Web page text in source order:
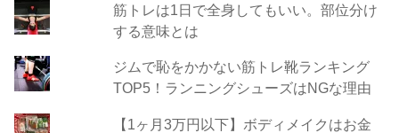
筋トレは1日で全身してもいい。部位分け
する意味とは
ジムで恥をかかない筋トレ靴ランキング
TOP5！ランニングシューズはNGな理由
【1ヶ月3万円以下】ボディメイクはお金